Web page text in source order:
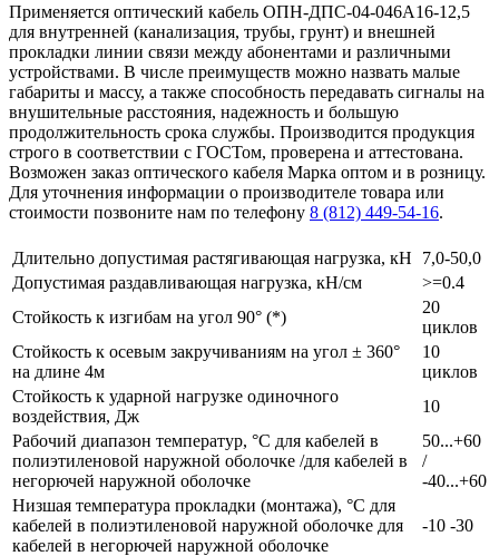
Применяется оптический кабель ОПН-ДПС-04-046А16-12,5
для внутренней (канализация, трубы, грунт) и внешней
прокладки линии связи между абонентами и различными
устройствами. В числе преимуществ можно назвать малые
габариты и массу, а также способность передавать сигналы на
внушительные расстояния, надежность и большую
продолжительность срока службы. Производится продукция
строго в соответствии с ГОСТом, проверена и аттестована.
Возможен заказ оптического кабеля Марка оптом и в розницу.
Для уточнения информации о производителе товара или
стоимости позвоните нам по телефону 8 (812) 449-54-16.
Длительно допустимая растягивающая нагрузка, кН
7,0-50,0
Допустимая раздавливающая нагрузка, кН/см
>=0.4
Стойкость к изгибам на угол 90° (*)
20
циклов
Стойкость к осевым закручиваниям на угол ± 360°
на длине 4м
10
циклов
Стойкость к ударной нагрузке одиночного
воздействия, Дж
10
Рабочий диапазон температур, °С для кабелей в
полиэтиленовой наружной оболочке /для кабелей в
негорючей наружной оболочке
50...+60
/
-40...+60
Низшая температура прокладки (монтажа), °С для
кабелей в полиэтиленовой наружной оболочке для
кабелей в негорючей наружной оболочке
-10 -30